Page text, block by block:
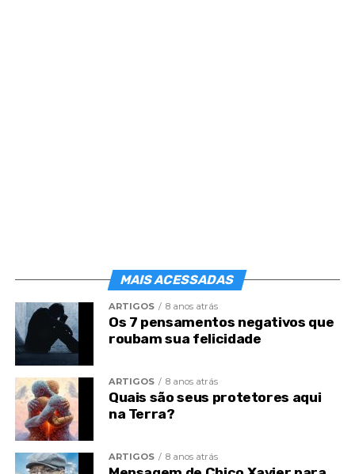
Tristeza sem nexo.
Grito de cólera.
Discussão sem proveito.
Conversa vã.
Visita inútil.
MAIS ACESSADAS
ARTIGOS 8 anos atrás
Os 7 pensamentos negativos que
roubam sua felicidade
ARTIGOS 8 anos atrás
Quais são seus protetores aqui
na Terra?
ARTIGOS 8 anos atrás